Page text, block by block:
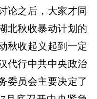
论之后，大家才同
北秋收暴动计划的
秋收起义起到一定
代行中共中央政治
委员会主要决定了